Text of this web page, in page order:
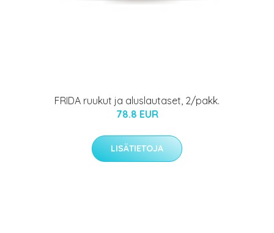
FRIDA ruukut ja aluslautaset, 2/pakk.
78.8 EUR
LISÄTIETOJA